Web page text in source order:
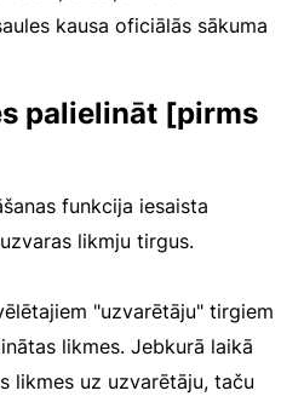
kausa oficiālās sākuma
palielināt [pirms
funkcija iesaista
likmju tirgus.
"uzvarētāju" tirgiem
likmes. Jebkurā laikā
likmes uz uzvarētāju, taču